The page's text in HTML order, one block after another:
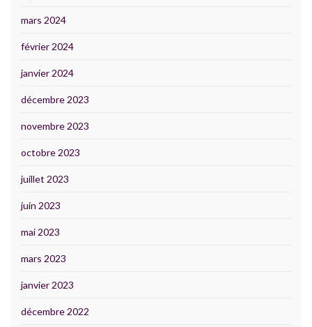
mars 2024
février 2024
janvier 2024
décembre 2023
novembre 2023
octobre 2023
juillet 2023
juin 2023
mai 2023
mars 2023
janvier 2023
décembre 2022